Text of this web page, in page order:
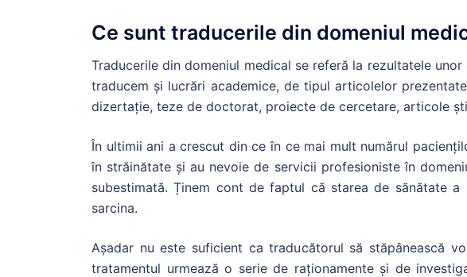
Ce sunt traducerile din domeniul
Traducerile din domeniul medical se referă la rezultatele
traducem și lucrări academice, de tipul articolelor
dizertație, teze de doctorat, proiecte de cercetare, articole
În ultimii ani a crescut din ce în ce mai mult numărul
în străinătate și au nevoie de servicii profesioniste în
subestimată. Ținem cont de faptul că starea de sănătate
sarcina.
Așadar nu este suficient ca traducătorul să stăpânească
tratamentul urmează o serie de raționamente și de